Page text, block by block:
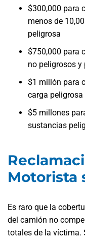
$300,000 para
menos de
peligrosa
$750,000 para
no peligrosos y
$1 millón para
carga peligrosa
$5 millones
sustancias
Motorista
Es raro que la
del camión no
totales de la víctima.